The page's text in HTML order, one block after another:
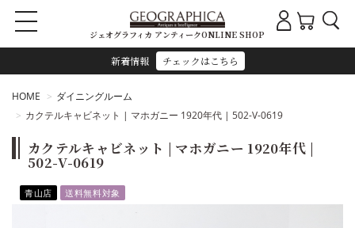
新着情報 チェックはこちら
ジェオグラフィカ アンティークONLINE SHOP
HOME
ダイニングルーム
カクテルキャビネット | マホガニー 1920年代 | 502-V-0619
カクテルキャビネット | マホガニー 1920年代 |
502-V-0619
青山店 送料無料対象